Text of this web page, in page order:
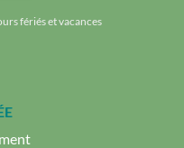
fériés et vacances